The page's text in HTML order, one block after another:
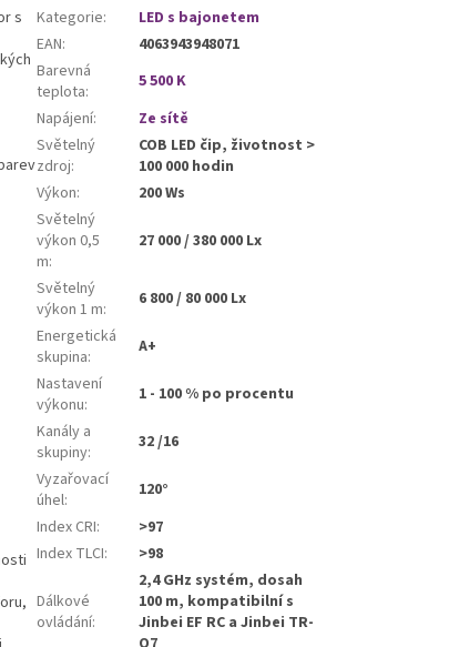
s
Kategorie:
LED s bajonetem
EAN:
4063943948071
Barevná
teplota:
5 500 K
Napájení:
Ze sítě
Světelný
zdroj:
COB LED čip, životnost >
100 000 hodin
Výkon:
200 Ws
Světelný
výkon 0,5
m:
27 000 / 380 000 Lx
Světelný
výkon 1 m:
6 800 / 80 000 Lx
Energetická
skupina:
A+
Nastavení
výkonu:
1 - 100 % po procentu
Kanály a
skupiny:
32 /16
Vyzařovací
úhel:
120°
Index CRI:
>97
Index TLCI: >98
Dálkové
ovládání:
2,4 GHz systém, dosah
100 m, kompatibilní s
Jinbei EF RC a Jinbei TR-